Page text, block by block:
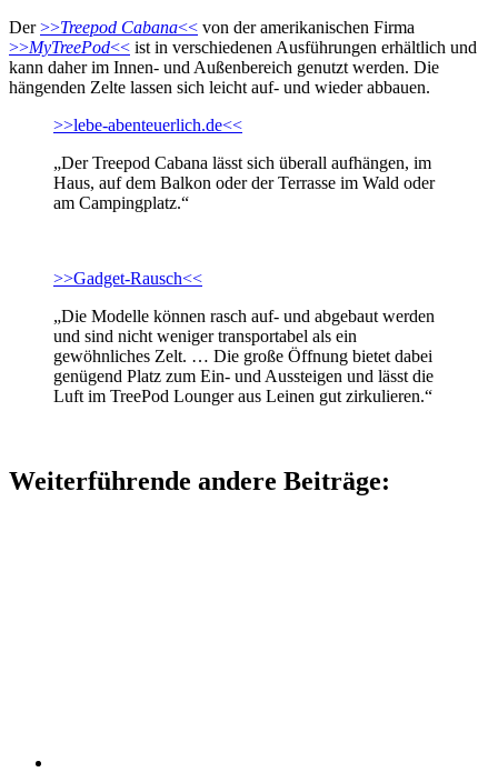
Der>>Treepod Cabana<< von der amerikanischen Firma
>>MyTreePod<< ist in verschiedenen Ausführungen erhältlich und
kann daher im Innen- und Außenbereich genutzt werden. Die
hängenden Zelte lassen sich leicht auf- und wieder abbauen.
>>lebe-abenteuerlich.de<<
„Der Treepod Cabana lässt sich überall aufhängen, im
Haus, auf dem Balkon oder der Terrasse im Wald oder
am Campingplatz.“
>>Gadget-Rausch<<
„Die Modelle können rasch auf- und abgebaut werden
und sind nicht weniger transportabel als ein
gewöhnliches Zelt. … Die große Öffnung bietet dabei
genügend Platz zum Ein- und Aussteigen und lässt die
Luft im TreePod Lounger aus Leinen gut zirkulieren.“
Weiterführende andere Beiträge: